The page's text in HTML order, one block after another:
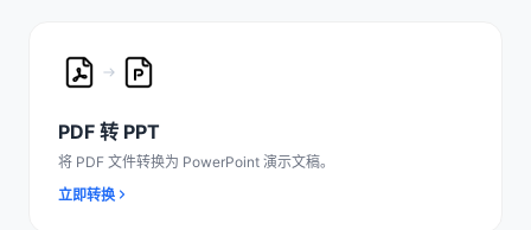
PDF 转 PPT
将 PDF 文件转换为 PowerPoint 演示文稿。
立即转换